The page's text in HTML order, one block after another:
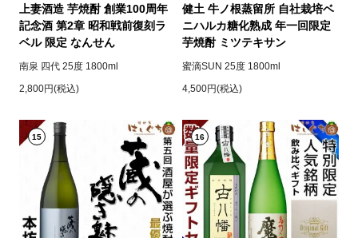
上妻酒造 芋焼酎 創業100周年
記念酒 第2章 昭和戦前復刻ラ
ベル 限定 なんせん
南泉 四代 25度 1800ml
2,800円(税込)
健土 牛ノ根蒸留所 自社栽培ベ
ニハルカ糖化熟成 年一回限定
芋焼酎 ミツテキサン
蜜滴SUN 25度 1800ml
4,500円(税込)
15 16